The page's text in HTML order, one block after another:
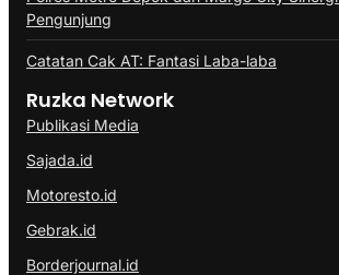
Pengunjung
Catatan Cak AT: Fantasi Laba-laba
Ruzka Network
Publikasi Media
Sajada.id
Motoresto.id
Gebrak.id
Borderjournal.id